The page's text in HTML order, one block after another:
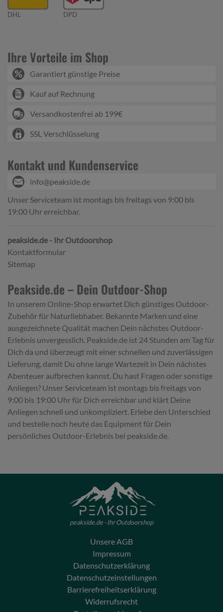
DHL DPD
Ihre Vorteile im Shop
Garantiert günstige Preise
Kauf auf Rechnung
Versandkostenfrei ab 199€
SSL Verschlüsselung
Kontakt und Kundenservice
info@peakside.de
Unser Serviceteam ist montags bis freitags von 9:00 bis
19:00 Uhr erreichbar.
peakside.de - Ihr Outdoorshop
Kontaktformular
Sitemap
Peakside.de – Dein Outdoor-Shop
In unserem Online-Shop erwartet Dich günstiges Outdoor-
Zubehör für Naturliebhaber. Bekannte Marken und eine
ausgezeichnete Qualität machen Dein nächstes Outdoor-
Erlebnis unvergesslich. Peakside.de ist 24 Stunden am Tag für
Dich da und überzeugt mit einer schnellen und zuverlässigen
Lieferung, damit Du ohne lange Wartezeit in Dein nächstes
Abenteuer aufbrechen kannst. Du hast Fragen oder sonstige
Anliegen? Unser Serviceteam ist montags bis freitags von
9:00 bis 19:00 Uhr für Dich erreichbar und klärt Deine
Anliegen schnell und unkompliziert. Erlebe den Unterschied
und bestelle noch heute das Equipment für Dein
persönliches Outdoor-Erlebnis bei peakside.de.
peakside.de - Ihr Outdoorshop
Unsere AGB
Impressum
Datenschutzerklärung
Datenschutzeinstellungen
Barrierefreiheitserklärung
Widerrufsrecht